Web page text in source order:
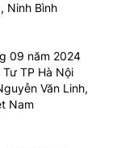
Ninh Bình
09 năm 2024
TP Hà Nội
Văn Linh,
Nam